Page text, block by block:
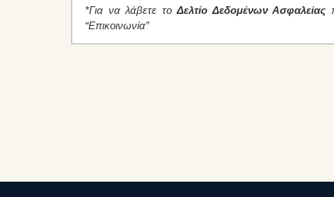
*Για να λάβετε τοΔελτίο Δεδομένων Ασφαλείας
“Επικοινωνία”